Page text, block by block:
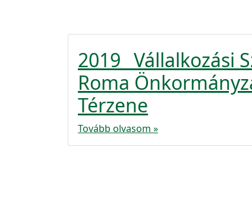
2019_ Vállalkozási
Roma
Térzene
Tovább olvasom »